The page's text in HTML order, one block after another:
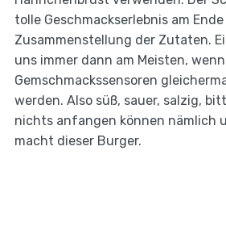
tolle Geschmackserlebnis am
Zusammenstellung der Zutaten.
uns immer dann am Meisten,
Gemschmackssensoren
werden. Also süß, sauer, salzig,
nichts anfangen können nämlich
macht dieser Burger.